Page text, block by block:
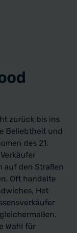
zurück bis ins
Beliebtheit und
des 21.
auf den Straßen
Oft handelte
Hot
Wahl für